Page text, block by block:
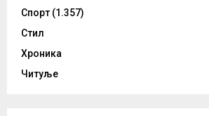
Спорт (1.357)
Стил
Хроника
Читуље